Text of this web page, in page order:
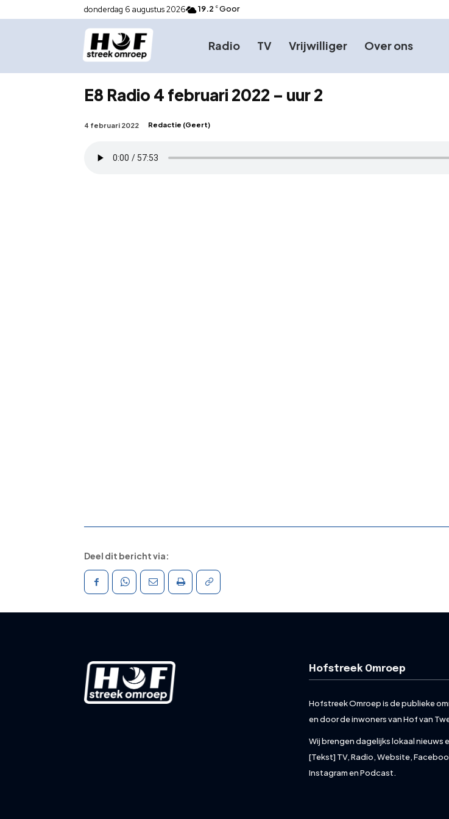
donderdag 6 augustus 2026 19.2 C Goor
Radio TV Vrijwilliger Over ons
E8 Radio 4 februari 2022 – uur 2
4 februari 2022 Redactie (Geert)
Deel dit bericht via:
Hofstreek Omroep
Hofstreek Omroep is de publieke
en door de inwoners van Hof van
Wij brengen dagelijks lokaal nieuws
[Tekst] TV, Radio, Website,
Instagram en Podcast.